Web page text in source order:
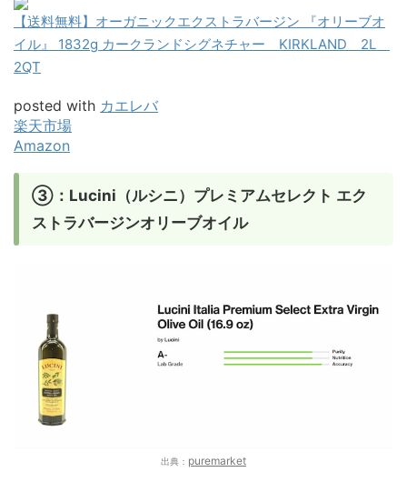
【送料無料】オーガニックエクストラバージン 『オリーブオ
イル』 1832g カークランドシグネチャー KIRKLAND 2L
2QT
posted with カエレバ
楽天市場
Amazon
③：Lucini（ルシニ）プレミアムセレクト エク
ストラバージンオリーブオイル
出典： puremarket